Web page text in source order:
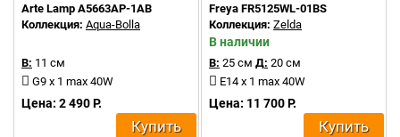
Arte Lamp A5663AP-1AB
Коллекция: Aqua-Bolla
В: 11 см
G9 x 1 max 40W
Цена: 2 490 Р.
Купить
Freya FR5125WL-01BS
Коллекция: Zelda
В наличии
В: 25 см Д: 20 см
E14 x 1 max 40W
Цена: 11 700 Р.
Купить